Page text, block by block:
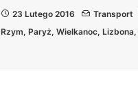
23 Lutego 2016 Transport
Rzym, Paryż, Wielkanoc, Lizbona,